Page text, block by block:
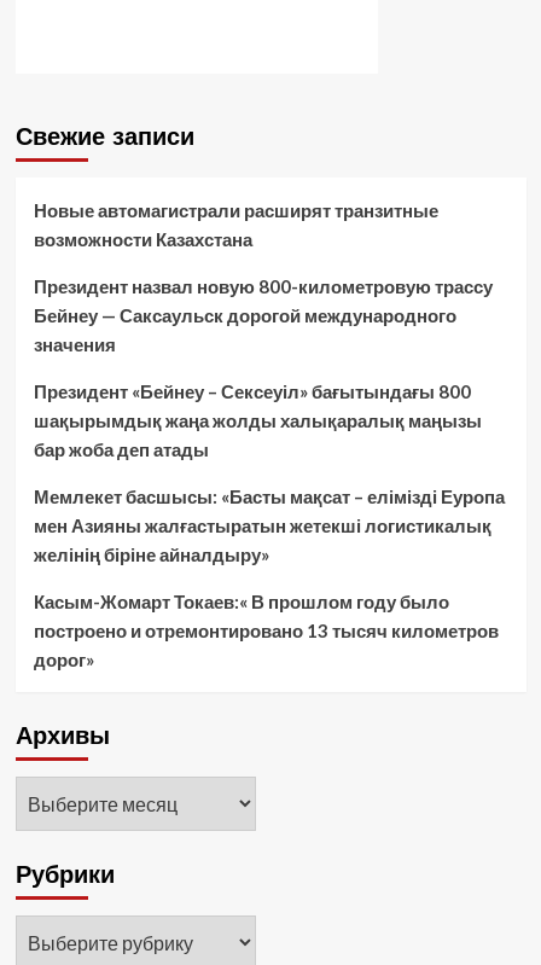
Свежие записи
Новые автомагистрали расширят транзитные
возможности Казахстана
Президент назвал новую 800-километровую трассу
Бейнеу — Саксаульск дорогой международного
значения
Президент «Бейнеу – Сексеуіл» бағытындағы 800
шақырымдық жаңа жолды халықаралық маңызы
бар жоба деп атады
Мемлекет басшысы: «Басты мақсат – елімізді Еуропа
мен Азияны жалғастыратын жетекші логистикалық
желінің біріне айналдыру»
Касым-Жомарт Токаев:« В прошлом году было
построено и отремонтировано 13 тысяч километров
дорог»
Архивы
Рубрики